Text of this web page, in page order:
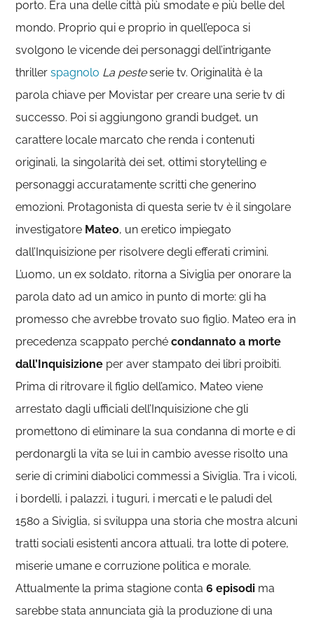
porto. Era una delle città più smodate e più belle del
mondo. Proprio qui e proprio in quell’epoca si
svolgono le vicende dei personaggi dell’intrigante
thrillerspagnolo La pesteserie tv. Originalità è la
parola chiave per Movistar per creare una serie tv di
successo. Poi si aggiungono grandi budget, un
carattere locale marcato che renda i contenuti
originali, la singolarità dei set, ottimi storytelling e
personaggi accuratamente scritti che generino
emozioni. Protagonista di questa serie tv è il singolare
investigatore Mateo, un eretico impiegato
dall’Inquisizione per risolvere degli efferati crimini.
L’uomo, un ex soldato, ritorna a Siviglia per onorare la
parola dato ad un amico in punto di morte: gli ha
promesso che avrebbe trovato suo figlio. Mateo era in
precedenza scappato perchécondannato a morte
dall’Inquisizione per aver stampato dei libri proibiti.
Prima di ritrovare il figlio dell’amico, Mateo viene
arrestato dagli ufficiali dell’Inquisizione che gli
promettono di eliminare la sua condanna di morte e di
perdonargli la vita se lui in cambio avesse risolto una
serie di crimini diabolici commessi a Siviglia. Tra i vicoli,
i bordelli, i palazzi, i tuguri, i mercati e le paludi del
1580 a Siviglia, si sviluppa una storia che mostra alcuni
tratti sociali esistenti ancora attuali, tra lotte di potere,
miserie umane e corruzione politica e morale.
Attualmente la prima stagione conta6 episodi ma
sarebbe stata annunciata già la produzione di una